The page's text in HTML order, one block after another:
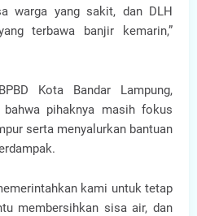
warga yang sakit, dan DLH
terbawa banjir kemarin,”
Kota Bandar Lampung,
bahwa pihaknya masih fokus
serta menyalurkan bantuan
kami untuk tetap
membersihkan sisa air, dan